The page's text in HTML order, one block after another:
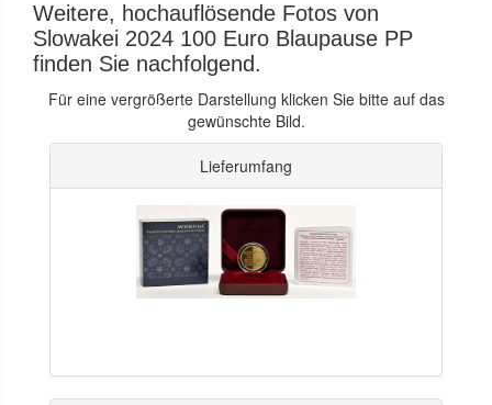
Weitere, hochauflösende Fotos von
Slowakei 2024 100 Euro Blaupause PP
finden Sie nachfolgend.
Für eine vergrößerte Darstellung klicken Sie bitte auf das
gewünschte Bild.
Lieferumfang